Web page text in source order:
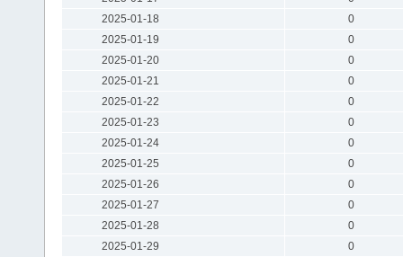
2025-01-18
0
2025-01-19
0
2025-01-20
0
2025-01-21
0
2025-01-22
0
2025-01-23
0
2025-01-24
0
2025-01-25
0
2025-01-26
0
2025-01-27
0
2025-01-28
0
2025-01-29
0